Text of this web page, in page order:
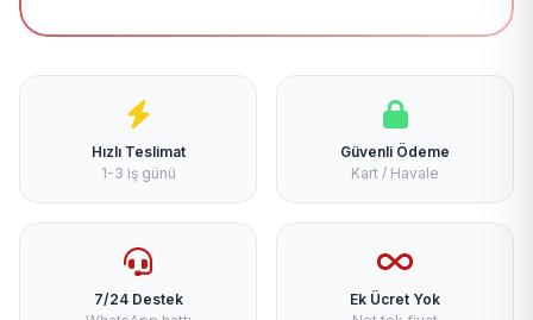
Hızlı Teslimat
1-3 iş günü
Güvenli Ödeme
Kart / Havale
7/24 Destek
Ek Ücret Yok